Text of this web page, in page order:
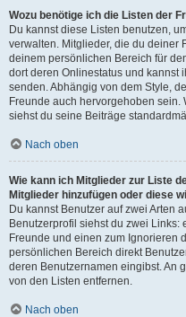
Wozu benötige ich die Listen der
Du kannst diese Listen benutzen,
verwalten. Mitglieder, die du deiner
deinem persönlichen Bereich für
dort deren Onlinestatus und kannst
senden. Abhängig von dem Style,
Freunde auch hervorgehoben
siehst du seine Beiträge
Nach oben
Wie kann ich Mitglieder zur Liste
Mitglieder hinzufügen oder diese
Du kannst Benutzer auf zwei Arten
Benutzerprofil siehst du zwei
Freunde und einen zum Ignorieren
persönlichen Bereich direkt
deren Benutzernamen eingibst. An
von den Listen entfernen.
Nach oben